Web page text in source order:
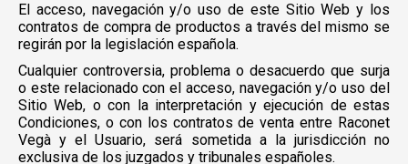
El acceso, navegación y/o uso de este Sitio Web y los
contratos de compra de productos a través del mismo se
regirán por la legislación española.
Cualquier controversia, problema o desacuerdo que surja
o este relacionado con el acceso, navegación y/o uso del
Sitio Web, o con la interpretación y ejecución de estas
Condiciones, o con los contratos de venta entre Raconet
Vegà y el Usuario, será sometida a la jurisdicción no
exclusiva de los juzgados y tribunales españoles.